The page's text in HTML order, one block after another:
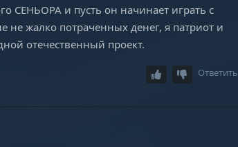
СЕНЬОРА и пусть он начинает играть с
не жалко потраченных денег, я патриот и
отечественный проект.
Ответить